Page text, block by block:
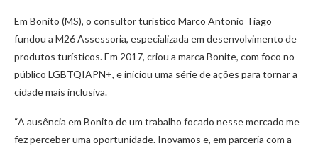
Em Bonito (MS), o consultor turístico Marco Antonio Tiago
fundou a M26 Assessoria, especializada em desenvolvimento de
produtos turísticos. Em 2017, criou a marca Bonite, com foco no
público LGBTQIAPN+, e iniciou uma série de ações para tornar a
cidade mais inclusiva.
“A ausência em Bonito de um trabalho focado nesse mercado me
fez perceber uma oportunidade. Inovamos e, em parceria com a